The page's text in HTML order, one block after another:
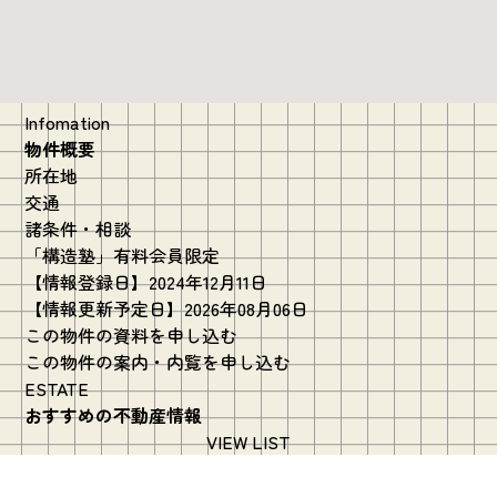
Infomation
物件概要
所在地
交通
諸条件・相談
「構造塾」有料会員限定
【情報登録日】2024年12月11日
【情報更新予定日】2026年08月06日
この物件の資料を申し込む
この物件の案内・内覧を申し込む
ESTATE
おすすめの不動産情報
VIEW LIST